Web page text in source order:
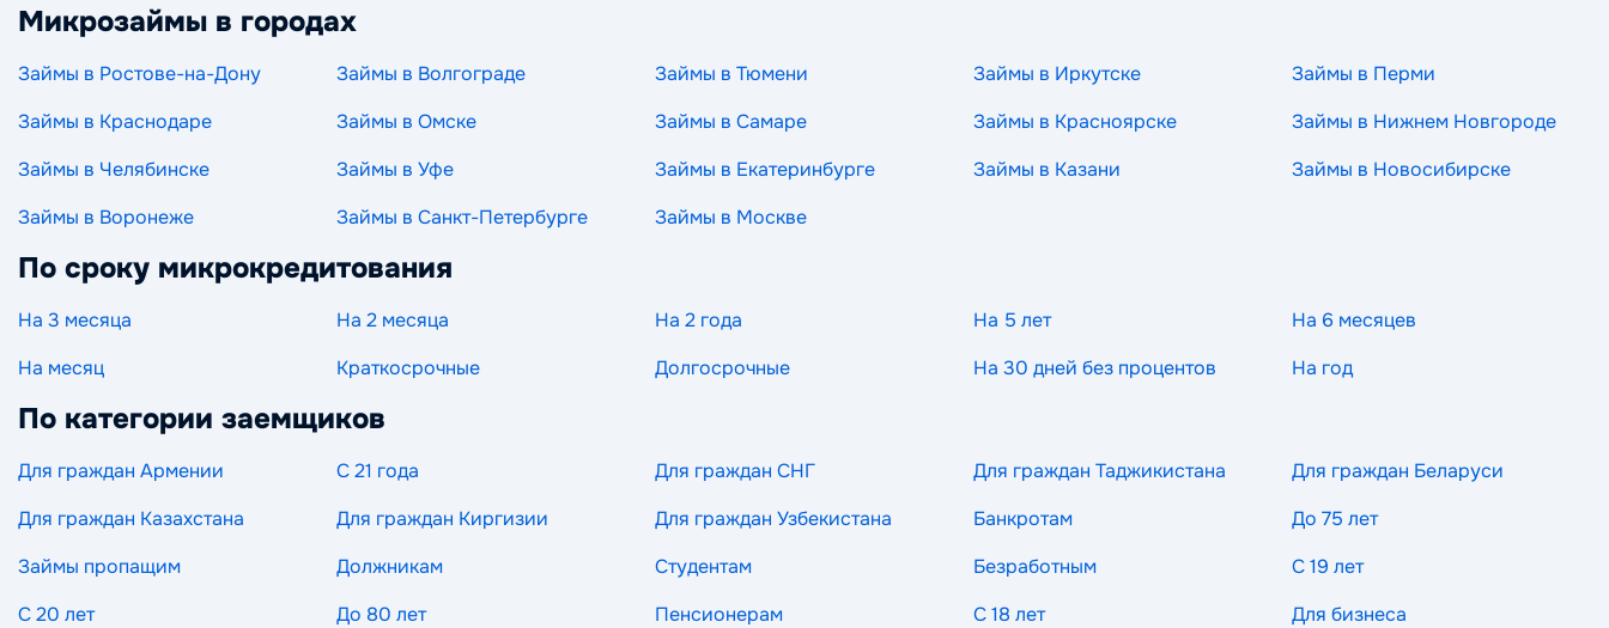
Микрозаймы в городах
Займы в Ростове-на-Дону Займы в Волгограде Займы в Тюмени Займы в Иркутске
Займы в Перми
Займы в Краснодаре
Займы в Омске Займы в Самаре Займы в Красноярске
Займы в Нижнем Новгороде
Займы в Челябинске
Займы в Уфе Займы в Екатеринбурге Займы в Казани
Займы в Новосибирске
Займы в Воронеже
Займы в Санкт-Петербурге Займы в Москве
По сроку микрокредитования
На 3 месяца На 2 месяца На 2 года На 5 лет
На 6 месяцев
На месяц
Краткосрочные Долгосрочные На 30 дней без процентов На год
По категории заемщиков
Для граждан Армении С 21 года Для граждан СНГ Для граждан Таджикистана
Для граждан Беларуси
Для граждан Казахстана
Для граждан Киргизии Для граждан Узбекистана Банкротам
До 75 лет
Займы пропащим
Должникам Студентам Безработным
С 19 лет
С 20 лет
До 80 лет Пенсионерам С 18 лет
Для бизнеса